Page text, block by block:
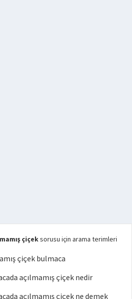
çiçeksorusu için arama terimleri
çiçek bulmaca
açılmamış çiçek nedir
açılmamış çiçek ne demek